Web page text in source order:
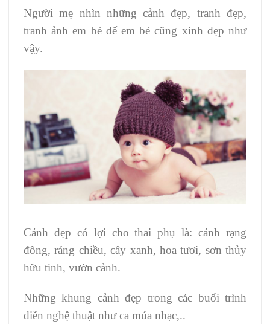
Người mẹ nhìn những cảnh đẹp, tranh đẹp,
tranh ảnh em bé để em bé cũng xinh đẹp như
vậy.
Cảnh đẹp có lợi cho thai phụ là: cảnh rạng
đông, ráng chiều, cây xanh, hoa tươi, sơn thủy
hữu tình, vườn cảnh.
Những khung cảnh đẹp trong các buổi trình
diễn nghệ thuật như ca múa nhạc,..